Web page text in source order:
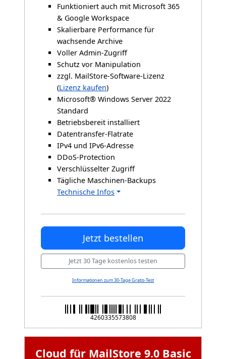
Funktioniert auch mit Microsoft 365
& Google Workspace
Skalierbare Performance für
wachsende Archive
Voller Admin-Zugriff
Schutz vor Manipulation
zzgl. MailStore-Software-Lizenz
(Lizenz kaufen)
Microsoft® Windows Server 2022
Standard
Betriebsbereit installiert
Datentransfer-Flatrate
IPv4 und IPv6-Adresse
DDoS-Protection
Verschlüsselter Zugriff
Tägliche Maschinen-Backups
Technische Infos
Jetzt bestellen
Jetzt 30 Tage kostenlos testen
Informationen zum 30-Tage Gratis-Test
4260335573808
Cloud für MailStore 9.0 Basic